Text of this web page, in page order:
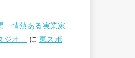
情熱ある実業家
オ」
に 東スポ